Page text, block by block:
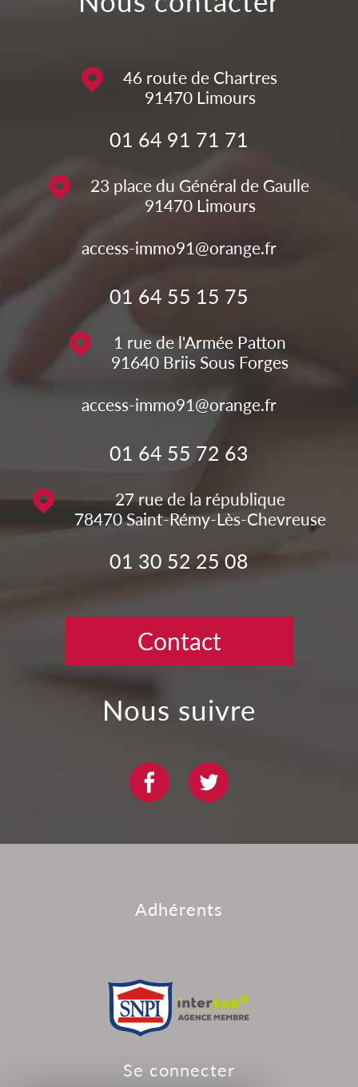
46 route de Chartres
91470 Limours
01 64 91 71 71
23 place du Général de Gaulle
91470 Limours
access-immo91@orange.fr
01 64 55 15 75
1 rue de l'Armée Patton
91640 Briis Sous Forges
access-immo91@orange.fr
01 64 55 72 63
27 rue de la république
78470 Saint-Rémy-Lès-Chevreuse
01 30 52 25 08
Contact
nous suivre
adhérents
se connecter